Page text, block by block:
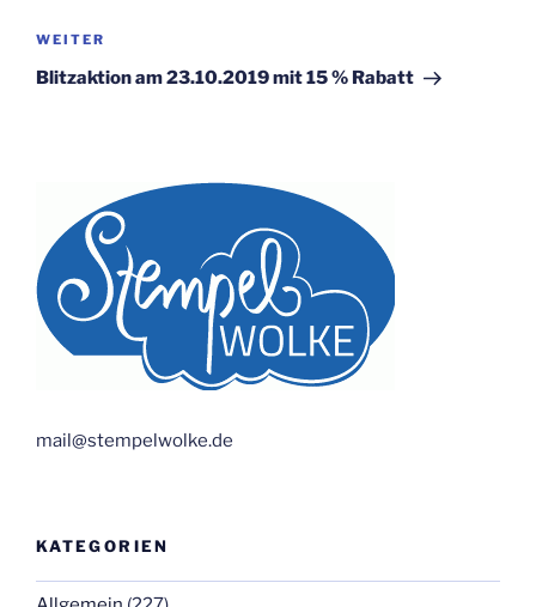
Nächster
Beitrag
WEITER
Blitzaktion am 23.10.2019 mit 15 % Rabatt
mail@stempelwolke.de
KATEGORIEN